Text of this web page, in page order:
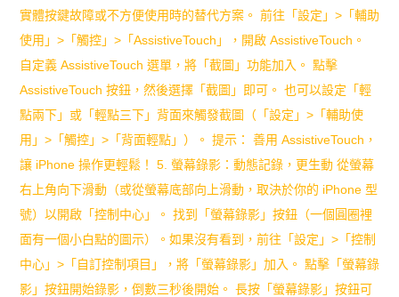
係
實體按鍵故障或不方便使用時的替代方案。 前往「設定」>「輔助
使用」>「觸控」>「AssistiveTouch」，開啟 AssistiveTouch。
自定義 AssistiveTouch 選單，將「截圖」功能加入。 點擊
AssistiveTouch 按鈕，然後選擇「截圖」即可。 也可以設定「輕
點兩下」或「輕點三下」背面來觸發截圖（「設定」>「輔助使
用」>「觸控」>「背面輕點」）。 提示： 善用 AssistiveTouch，
讓 iPhone 操作更輕鬆！ 5. 螢幕錄影：動態記錄，更生動 從螢幕
右上角向下滑動（或從螢幕底部向上滑動，取決於你的 iPhone 型
號）以開啟「控制中心」。 找到「螢幕錄影」按鈕（一個圓圈裡
面有一個小白點的圖示）。如果沒有看到，前往「設定」>「控制
中心」>「自訂控制項目」，將「螢幕錄影」加入。 點擊「螢幕錄
影」按鈕開始錄影，倒數三秒後開始。 長按「螢幕錄影」按鈕可